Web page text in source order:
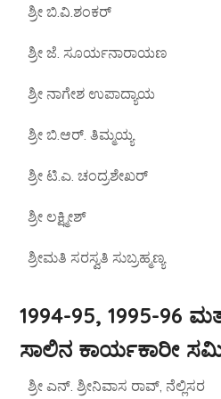
ಶ್ರೀ ಬಿ.ವಿ.ಶಂಕರ್
ಶ್ರೀ ಜೆ. ಸೂರ್ಯನಾರಾಯಣ
ಶ್ರೀ ನಾಗೇಶ ಉಪಾದ್ಯಾಯ
ಶ್ರೀ ಬಿ.ಆರ್. ತಿಮ್ಮಯ್ಯ
ಶ್ರೀ ಟಿ.ಎ. ಚಂದ್ರಶೇಖರ್
ಶ್ರೀ ಲಕ್ಷ್ಮೀಶ್
ಶ್ರೀಮತಿ ಸರಸ್ವತಿ ಸುಬ್ರಹ್ಮಣ್ಯ
1994-95, 1995-96
ಸಾಲಿನ ಕಾರ್ಯಕಾರೀ
ಶ್ರೀ ಎನ್. ಶ್ರೀನಿವಾಸ ರಾವ್, ನೆಲ್ಲಿಸರ